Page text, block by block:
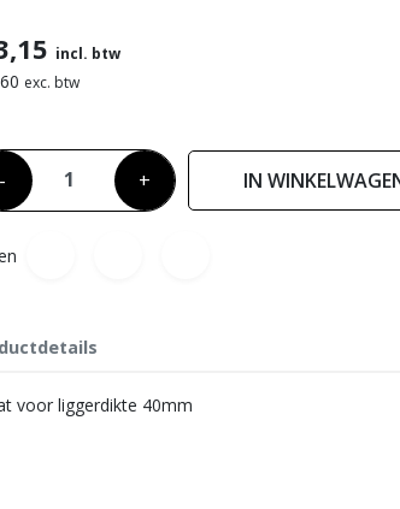
incl. btw
exc. btw
- + IN
voor liggerdikte 40mm